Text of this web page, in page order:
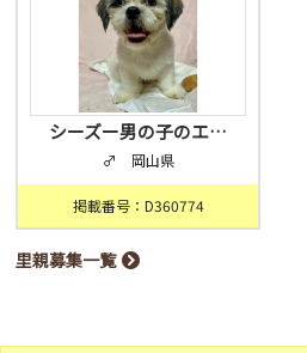
シーズー男の子のエ…
♂ 岡山県
掲載番号：D360774
里親募集一覧